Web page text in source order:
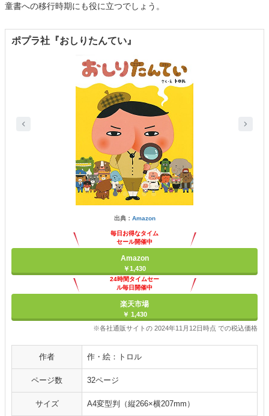
童書への移行時期にも役に立つでしょう。
ポプラ社『おしりたんてい』
出典： Amazon
毎日お得なタイム
セール開催中
Amazon
￥1,430
24時間タイムセー
ル毎日開催中
楽天市場
￥ 1,430
※各社通販サイトの 2024年11月12日時点 での税込価格
作者 作・絵：トロル
ページ数 32ページ
サイズ A4変型判（縦266×横207mm）